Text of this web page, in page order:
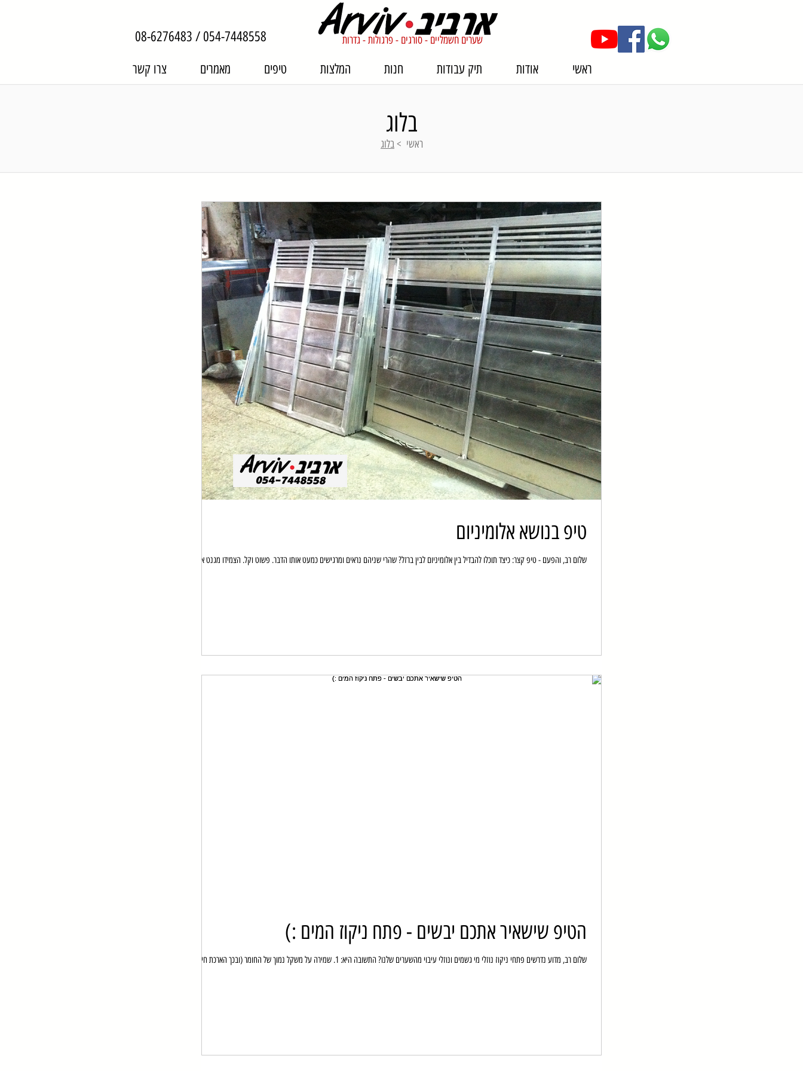
08-6276483 / 054-7448558 שערים חשמליים - סורגים - פרגולות - גדרות
ראשי אודות תיק עבודות חנות המלצות טיפים מאמרים צרו קשר
בלוג
ראשי >בלוג
טיפ בנושא אלומיניום
שלום רב, והפעם - טיפ קצר: כיצד תוכלו להבדיל בין אלומיניום לבין ברזל? שהרי שניהם נראים ומרגישים כמעט אותו הדבר. פשוט וקל. הצמידו מגנט אל...
הטיפ שישאיר אתכם יבשים - פתח ניקוז המים :)
שלום רב, מדוע נדרשים פתחי ניקוז נוזלי מי גשמים ונוזלי עיבוי מהשערים שלנו? התשובה היא: 1. שמירה על משקל נמוך של החומר (ובכך הארכת חיי...